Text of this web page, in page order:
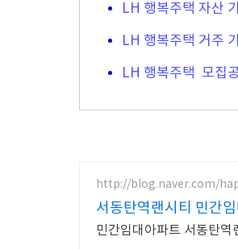
LH 행복주택 자산
LH 행복주택 거주
LH 행복주택 모집
http://blog.naver.com/
서동탄역랜시티 민간
민간임대아파트 서동탄